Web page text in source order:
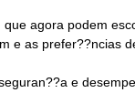
agora podem
e as prefer??ncias
e